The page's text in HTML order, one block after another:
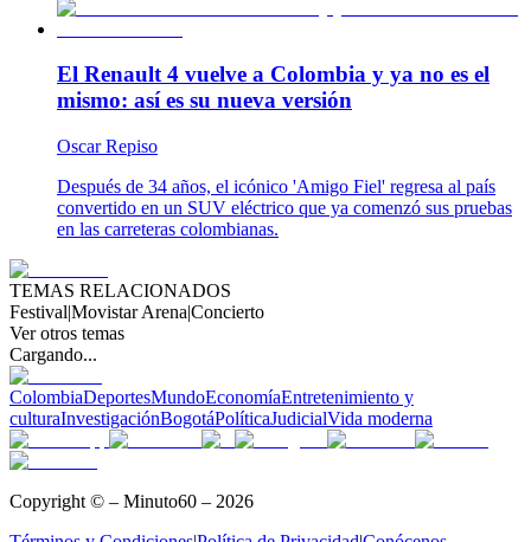
El Renault 4 vuelve a Colombia y ya no es el
mismo: así es su nueva versión
Oscar Repiso
Después de 34 años, el icónico 'Amigo Fiel' regresa al país
convertido en un SUV eléctrico que ya comenzó sus pruebas
en las carreteras colombianas.
TEMAS RELACIONADOS
Festival|Movistar Arena|Concierto
Ver otros temas
Cargando...
ColombiaDeportesMundoEconomíaEntretenimiento y
culturaInvestigaciónBogotáPolíticaJudicialVida moderna
Copyright © – Minuto60 – 2026